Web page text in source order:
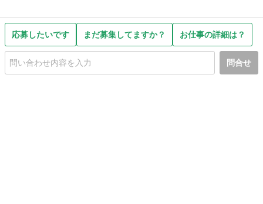
応募したいです まだ募集してますか？ お仕事の詳細は？
問合せ